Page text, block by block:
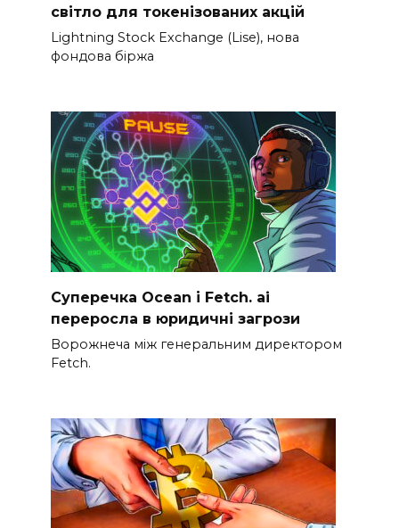
світло для токенізованих акцій
Lightning Stock Exchange (Lise), нова
фондова біржа
Суперечка Ocean і Fetch. ai
переросла в юридичні загрози
Ворожнеча між генеральним директором
Fetch.